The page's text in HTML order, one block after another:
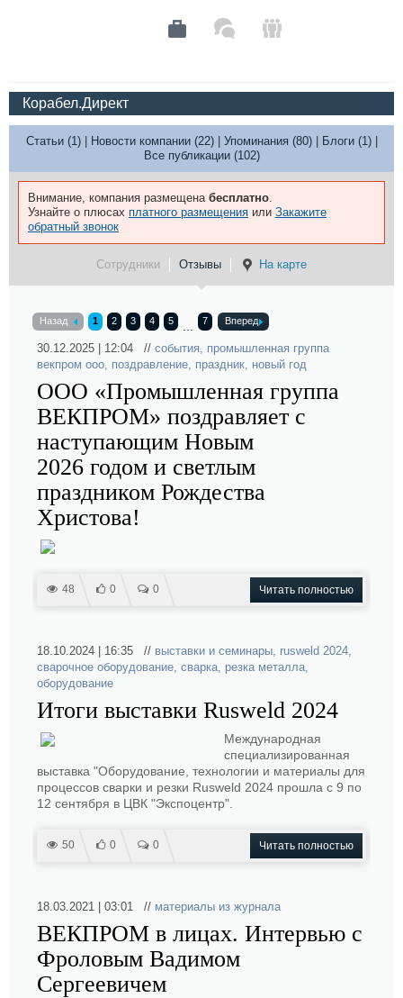
Корабел.Директ
Статьи (1)| Новости компании (22)| Упоминания (80)| Блоги (1)|
Все публикации (102)
Внимание, компания размещена бесплатно.
Узнайте о плюсах платного размещения или Закажите
обратный звонок
Сотрудники Отзывы На карте
Назад 1 2 3 4 5 7 Вперед
30.12.2025 | 12:04 // события, промышленная группа
векпром ооо, поздравление, праздник, новый год
ООО «Промышленная группа
ВЕКПРОМ» поздравляет с
наступающим Новым
2026 годом и светлым
праздником Рождества
Христова!
48 0 0 Читать полностью
18.10.2024 | 16:35 // выставки и семинары, rusweld 2024,
сварочное оборудование, сварка, резка металла,
оборудование
Итоги выставки Rusweld 2024
Международная
специализированная
выставка "Оборудование, технологии и материалы для
процессов сварки и резки Rusweld 2024 прошла с 9 по
12 сентября в ЦВК "Экспоцентр".
50 0 0 Читать полностью
18.03.2021 | 03:01 // материалы из журнала
ВЕКПРОМ в лицах. Интервью с
Фроловым Вадимом
Сергеевичем